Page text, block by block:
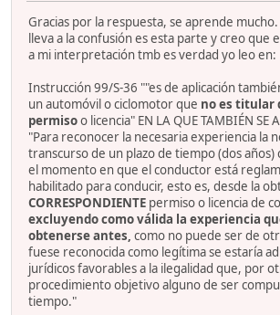
Gracias por la respuesta, se aprende
lleva a la confusión es esta parte y creo que
a mi interpretación tmb es verdad yo leo en:
Instrucción 99/S-36 ""es de aplicación
un automóvil o ciclomotor que no es titular
permisoo licencia" EN LA QUE TAMBIÉN SE
"Para reconocer la necesaria experiencia la
transcurso de un plazo de tiempo (dos años)
el momento en que el conductor está
habilitado para conducir, esto es, desde la
CORRESPONDIENTE permiso o licencia de
excluyendo como válida la experiencia
obtenerse antes, como no puede ser de
fuese reconocida como legítima se estaría
jurídicos favorables a la ilegalidad que, por
procedimiento objetivo alguno de ser
tiempo."